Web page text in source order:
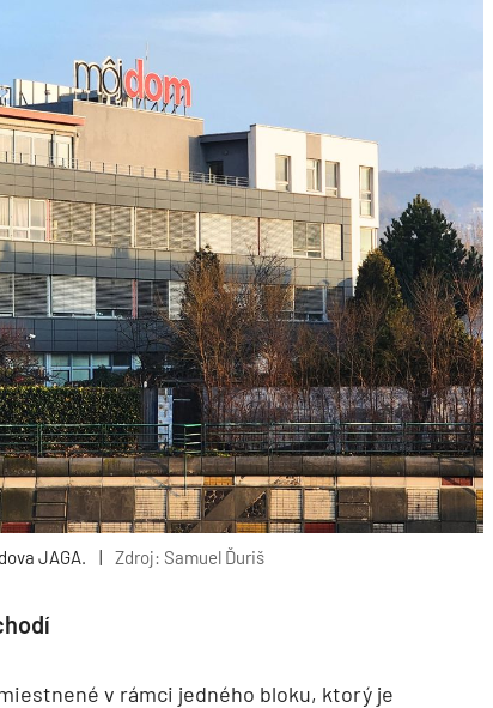
JAGA. | Zdroj: Samuel Ďuriš
v rámci jedného bloku, ktorý je
TZB HAUSTECHNIK 3/2026